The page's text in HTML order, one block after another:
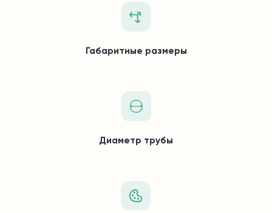
Габаритные размеры
Диаметр трубы